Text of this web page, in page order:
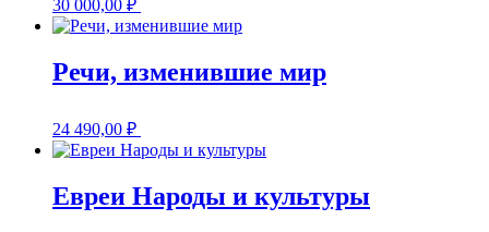
30 000,00 ₽
Речи, изменившие мир
24 490,00 ₽
Евреи Народы и культуры